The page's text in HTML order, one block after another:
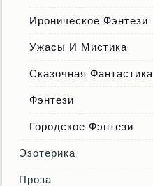
Ироническое Фэнтези
Ужасы И Мистика
Сказочная Фантастика
Фэнтези
Городское Фэнтези
Эзотерика
Проза